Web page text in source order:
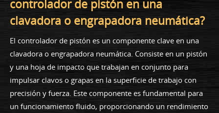
controlador de pistón en una
clavadora o engrapadora neumática?
El controlador de pistón es un componente clave en una
clavadora o engrapadora neumática. Consiste en un pistón
y una hoja de impacto que trabajan en conjunto para
impulsar clavos o grapas en la superficie de trabajo con
precisión y fuerza. Este componente es fundamental para
un funcionamiento fluido, proporcionando un rendimiento